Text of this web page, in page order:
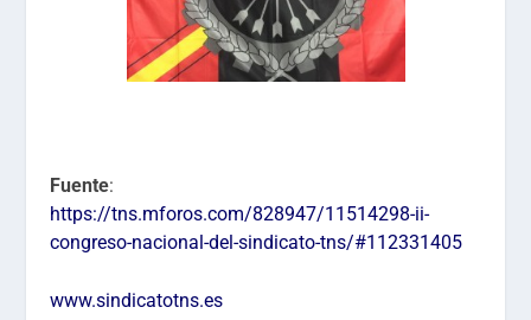
Fuente:
https://tns.mforos.com/828947/11514298-ii-
congreso-nacional-del-sindicato-tns/#112331405
www.sindicatotns.es